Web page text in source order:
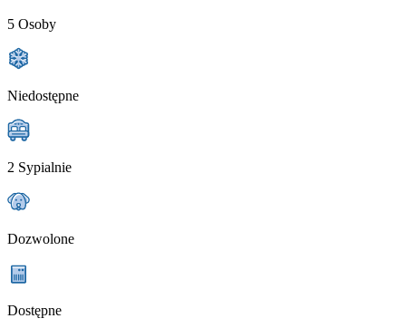
5 Osoby
Niedostępne
2 Sypialnie
Dozwolone
Dostępne